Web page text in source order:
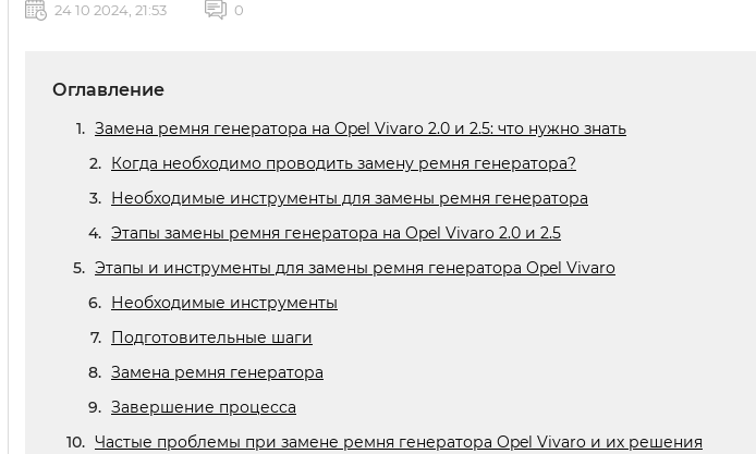
24 10 2024, 21:53 0
Оглавление
Замена ремня генератора на Opel Vivaro 2.0 и 2.5: что нужно знать
Когда необходимо проводить замену ремня генератора?
Необходимые инструменты для замены ремня генератора
Этапы замены ремня генератора на Opel Vivaro 2.0 и 2.5
Этапы и инструменты для замены ремня генератора Opel Vivaro
Необходимые инструменты
Подготовительные шаги
Замена ремня генератора
Завершение процесса
Частые проблемы при замене ремня генератора Opel Vivaro и их решения